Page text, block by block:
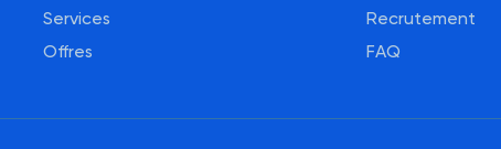
Services
Offres
Recrutement
FAQ